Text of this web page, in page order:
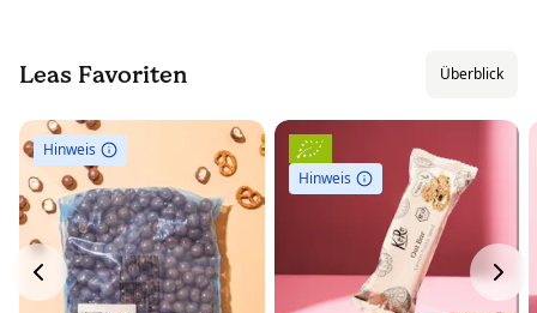
Leas Favoriten Überblick
Hinweis
Hinweis